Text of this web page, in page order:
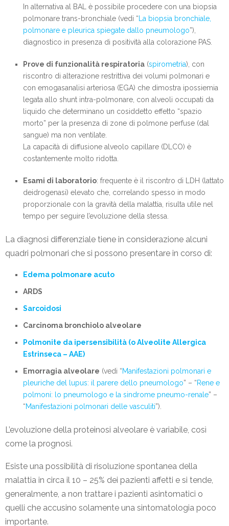
In alternativa al BAL è possibile procedere con una biopsia
polmonare trans-bronchiale (vedi “ La biopsia bronchiale,
polmonare e pleurica spiegate dallo pneumologo”),
diagnostico in presenza di positività alla colorazione PAS.
Prove di funzionalità respiratoria (spirometria), con
riscontro di alterazione restrittiva dei volumi polmonari e
con emogasanalisi arteriosa (EGA) che dimostra ipossiemia
legata allo shunt intra-polmonare, con alveoli occupati da
liquido che determinano un cosiddetto effetto “spazio
morto” per la presenza di zone di polmone perfuse (dal
sangue) ma non ventilate.
La capacità di diffusione alveolo capillare (DLCO) è
costantemente molto ridotta.
Esami di laboratorio: frequente è il riscontro di LDH (lattato
deidrogenasi) elevato che, correlando spesso in modo
proporzionale con la gravità della malattia, risulta utile nel
tempo per seguire l’evoluzione della stessa.
La diagnosi differenziale tiene in considerazione alcuni
quadri polmonari che si possono presentare in corso di:
Edema polmonare acuto
ARDS
Sarcoidosi
Carcinoma bronchiolo alveolare
Polmonite da ipersensibilità (o Alveolite Allergica
Estrinseca – AAE)
Emorragia alveolare (vedi “Manifestazioni polmonari e
pleuriche del lupus: il parere dello pneumologo” – “Rene e
polmoni: lo pneumologo e la sindrome pneumo-renale” –
“Manifestazioni polmonari delle vasculiti”).
L’evoluzione della proteinosi alveolare è variabile, così
come la prognosi.
Esiste una possibilità di risoluzione spontanea della
malattia in circa il 10 – 25% dei pazienti affetti e si tende,
generalmente, a non trattare i pazienti asintomatici o
quelli che accusino solamente una sintomatologia poco
importante.